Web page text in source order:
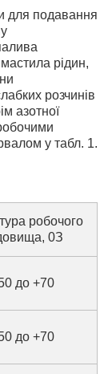
для подавання
рідин,
розчинів
азотної
у табл. 1.
робочого
0З
до +70
до +70